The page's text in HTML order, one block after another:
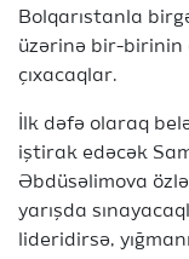
Bolqarıstanla
üzərinə bir-birinin
çıxacaqlar.
İlk dəfə olaraq
iştirak edəcək
Əbdüsəlimova
yarışda
lideridirsə,